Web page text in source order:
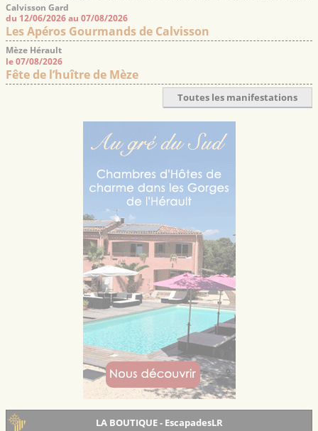
Calvisson Gard
du 12/06/2026 au 07/08/2026
Les Apéros Gourmands de Calvisson
Mèze Hérault
le 07/08/2026
Fête de l’huître de Mèze
Toutes les manifestations
LA BOUTIQUE - EscapadesLR